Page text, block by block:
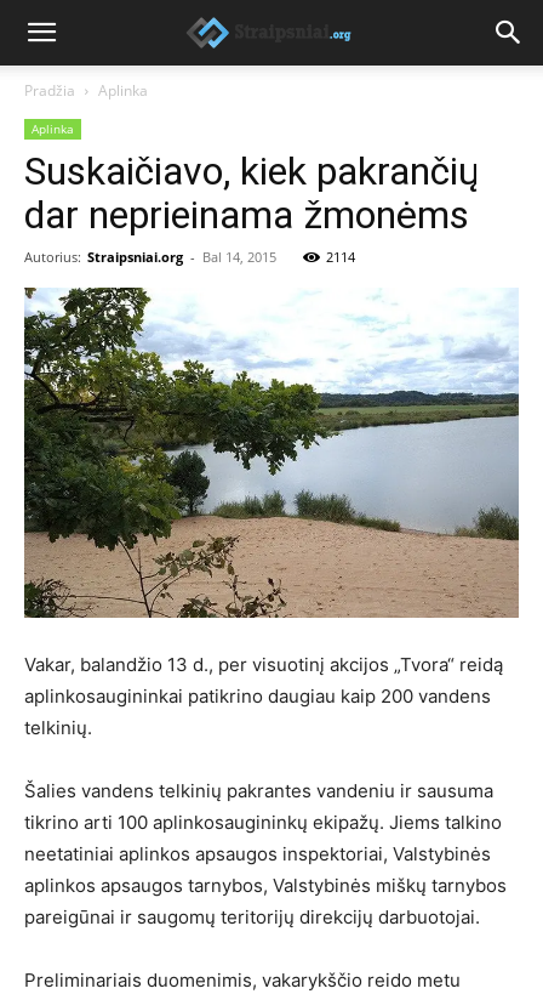
Pradžia Aplinka
Aplinka
Suskaičiavo, kiek pakrančių
dar neprieinama žmonėms
Autorius: Straipsniai.org - Bal 14, 2015 2114
Vakar, balandžio 13 d., per visuotinį akcijos „Tvora“ reidą
aplinkosaugininkai patikrino daugiau kaip 200 vandens
telkinių.
Šalies vandens telkinių pakrantes vandeniu ir sausuma
tikrino arti 100 aplinkosaugininkų ekipažų. Jiems talkino
neetatiniai aplinkos apsaugos inspektoriai, Valstybinės
aplinkos apsaugos tarnybos, Valstybinės miškų tarnybos
pareigūnai ir saugomų teritorijų direkcijų darbuotojai.
Preliminariais duomenimis, vakarykščio reido metu